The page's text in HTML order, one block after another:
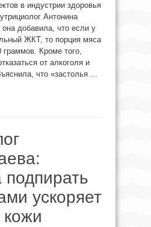
в индустрии здоровья
Антонина
добавила, что если у
ЖКТ, то порция мяса
Кроме того,
от алкоголя и
что «застолья ...
подпирать
ускоряет
кожи